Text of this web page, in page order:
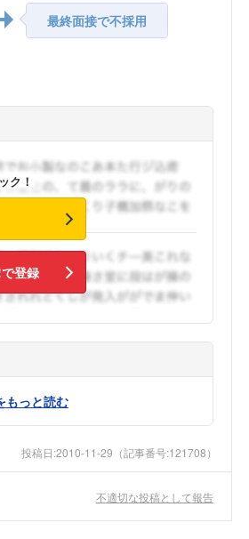
最終面接で不採用
ク！
登録
もっと読む
投稿日:2010-11-29 （記事番号:121708）
不適切な投稿として報告